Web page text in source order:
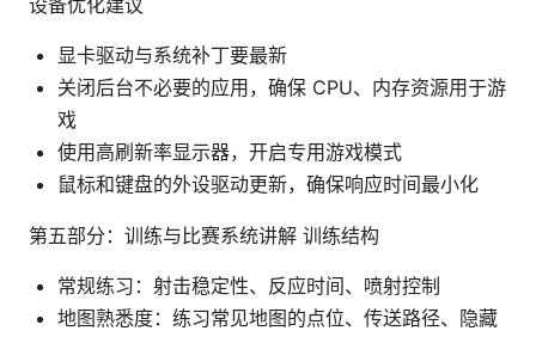
设备优化建议
显卡驱动与系统补丁要最新
关闭后台不必要的应用，确保 CPU、内存资源用于游
戏
使用高刷新率显示器，开启专用游戏模式
鼠标和键盘的外设驱动更新，确保响应时间最小化
第五部分：训练与比赛系统讲解 训练结构
常规练习：射击稳定性、反应时间、喷射控制
地图熟悉度：练习常见地图的点位、传送路径、隐藏